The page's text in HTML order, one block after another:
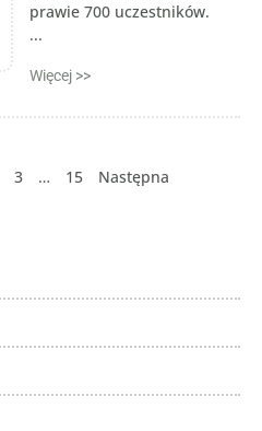
prawie 700 uczestników.
...
Więcej >>
3 … 15 Następna